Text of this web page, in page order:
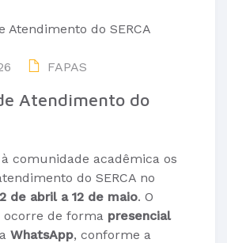
FAPAS
Atendimento do
comunidade acadêmica os
do SERCA no
de abril a 12 de maio. O
de forma presencial
WhatsApp, conforme a